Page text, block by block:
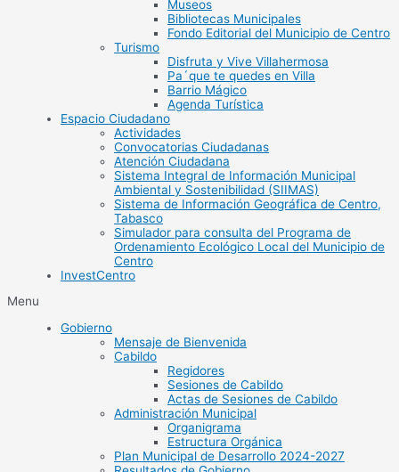
Museos
Bibliotecas Municipales
Fondo Editorial del Municipio de Centro
Turismo
Disfruta y Vive Villahermosa
Pa´que te quedes en Villa
Barrio Mágico
Agenda Turística
Espacio Ciudadano
Actividades
Convocatorias Ciudadanas
Atención Ciudadana
Sistema Integral de Información Municipal
Ambiental y Sostenibilidad (SIIMAS)
Sistema de Información Geográfica de Centro,
Tabasco
Simulador para consulta del Programa de
Ordenamiento Ecológico Local del Municipio de
Centro
InvestCentro
Menu
Gobierno
Mensaje de Bienvenida
Cabildo
Regidores
Sesiones de Cabildo
Actas de Sesiones de Cabildo
Administración Municipal
Organigrama
Estructura Orgánica
Plan Municipal de Desarrollo 2024-2027